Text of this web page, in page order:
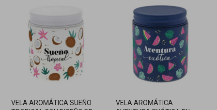
VELA AROMÁTICA SUEÑO
VELA AROMÁTICA